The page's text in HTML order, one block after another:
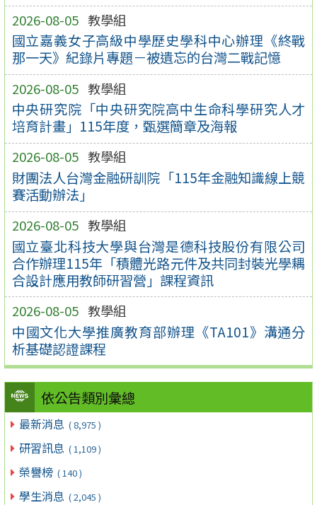
2026-08-05 教學組
國立嘉義女子高級中學歷史學科中心辦理《終戰
那一天》紀錄片專題－被遺忘的台灣二戰記憶
2026-08-05 教學組
中央研究院「中央研究院高中生命科學研究人才
培育計畫」115年度，甄選簡章及海報
2026-08-05 教學組
財團法人台灣金融研訓院「115年金融知識線上競
賽活動辦法」
2026-08-05 教學組
國立臺北科技大學與台灣是德科技股份有限公司
合作辦理115年「積體光路元件及共同封裝光學耦
合設計應用教師研習營」課程資訊
2026-08-05 教學組
中國文化大學推廣教育部辦理《TA101》溝通分
析基礎認證課程
依公告類別彙總
最新消息 ( 8,975 )
研習訊息 ( 1,109 )
榮譽榜 ( 140 )
學生消息 ( 2,045 )